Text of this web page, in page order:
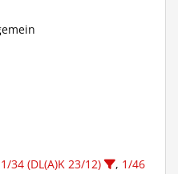
1/34 (DL(A)K 23/12) , 1/46